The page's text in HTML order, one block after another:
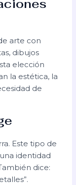
arte con
dibujos
elección
la estética, la
de
Este tipo de
identidad
dice: